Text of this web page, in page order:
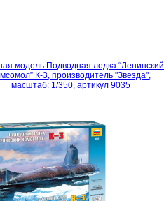
модель Подводная лодка “Ленинский
К-3, производитель "Звезда",
масштаб: 1/350, артикул 9035